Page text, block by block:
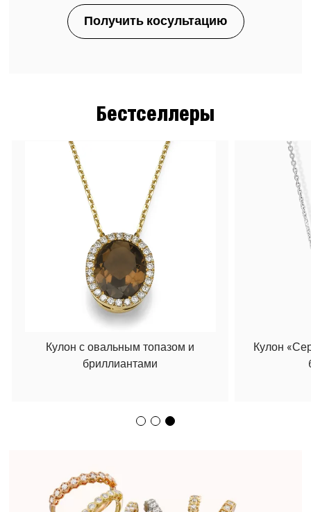
Бестселлеры
Кулон
Кулон с овальным топазом и
бриллиантами
Получить косультацию